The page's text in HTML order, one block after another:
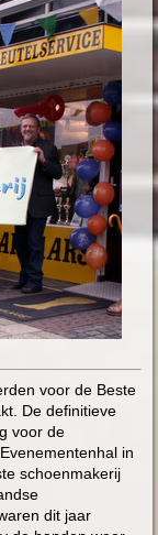
voor de Beste
De definitieve
voor de
in
schoenmakerij
dit jaar